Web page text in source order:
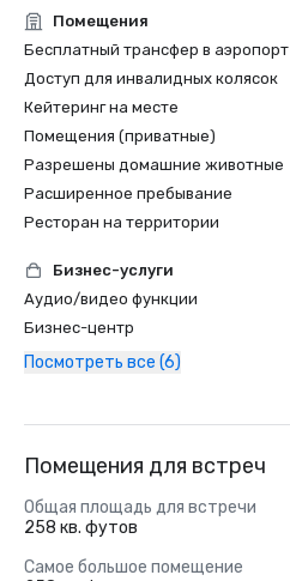
Помещения
Бесплатный трансфер в аэропорт
Доступ для инвалидных колясок
Кейтеринг на месте
Помещения (приватные)
Разрешены домашние животные
Расширенное пребывание
Ресторан на территории
Бизнес-услуги
Аудио/видео функции
Бизнес-центр
Посмотреть все (6)
Помещения для встреч
Общая площадь для встречи
258 кв. футов
Самое большое помещение